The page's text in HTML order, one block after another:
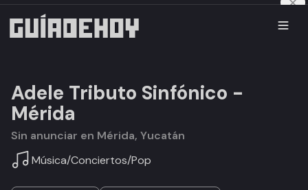
Adele Tributo Sinfónico -
Mérida
Sin anunciar en Mérida, Yucatán
Música/Conciertos/Pop